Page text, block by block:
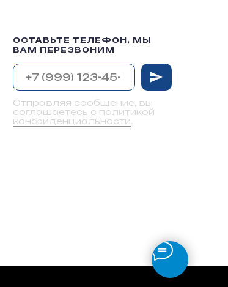
ОСТАВЬТЕ ТЕЛЕФОН, МЫ
ВАМ ПЕРЕЗВОНИМ
Отправляя сообщение, вы
соглашаетесь с политикой
конфиденциальности.